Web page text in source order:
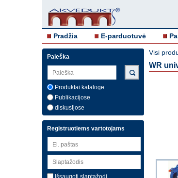
Pradžia E-parduotuvė
Paieška
Produktai kataloge
Publikacijose
diskusijose
Registruotiems vartotojams
Išsaugoti slaptažodį
Visi
WR